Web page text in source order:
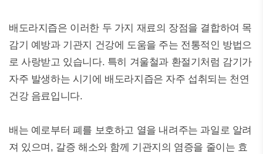
배도라지즙은 이러한 두 가지 재료의 장점을 결합하여 목
감기 예방과 기관지 건강에 도움을 주는 전통적인 방법으
로 사랑받고 있습니다. 특히 겨울철과 환절기처럼 감기가
자주 발생하는 시기에 배도라지즙은 자주 섭취되는 천연
건강 음료입니다.
배는 예로부터 폐를 보호하고 열을 내려주는 과일로 알려
져 있으며, 갈증 해소와 함께 기관지의 염증을 줄이는 효